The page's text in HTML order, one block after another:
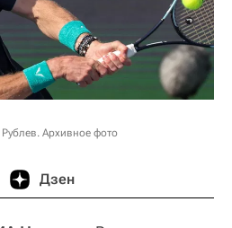
Архивное фото
Дзен